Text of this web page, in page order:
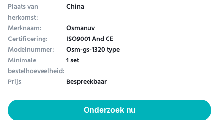
Plaats van
herkomst:
China
Merknaam:
Osmanuv
Certificering: ISO9001 And CE
Modelnummer: Osm-gs-1320 type
Minimale
bestelhoeveelheid:
1 set
Prijs:
Bespreekbaar
Onderzoek nu